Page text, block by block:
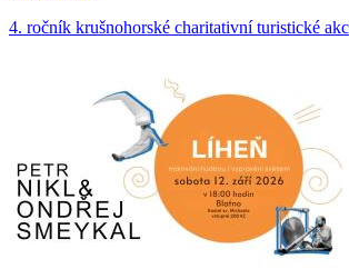
4. ročník krušnohorské charitativní turistické